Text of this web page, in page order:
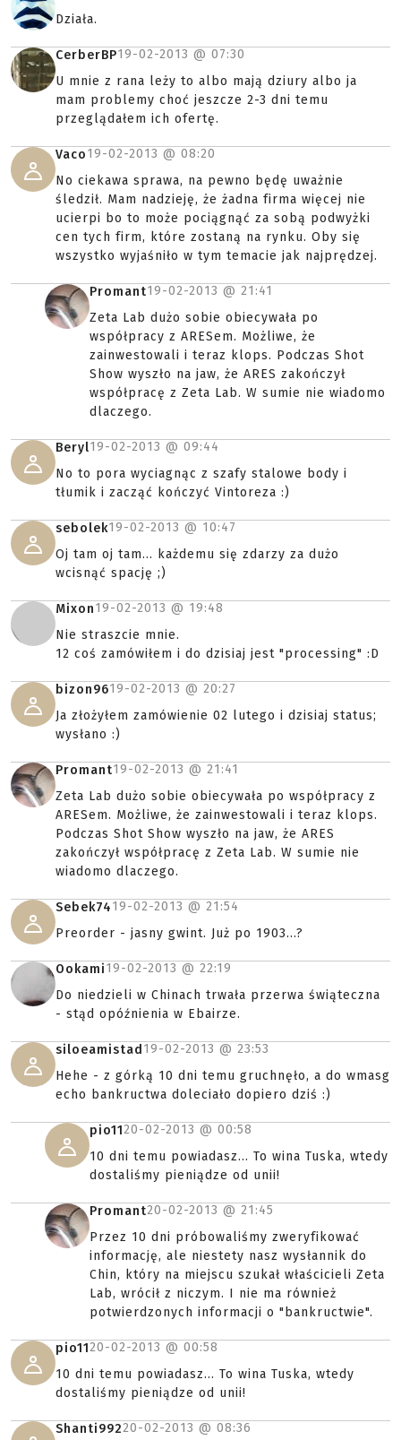
Działa.
CerberBP19-02-2013 @ 07:30
U mnie z rana leży to albo mają dziury albo ja
mam problemy choć jeszcze 2-3 dni temu
przeglądałem ich ofertę.
Vaco19-02-2013 @ 08:20
No ciekawa sprawa, na pewno będę uważnie
śledził. Mam nadzieję, że żadna firma więcej nie
ucierpi bo to może pociągnąć za sobą podwyżki
cen tych firm, które zostaną na rynku. Oby się
wszystko wyjaśniło w tym temacie jak najprędzej.
Promant19-02-2013 @ 21:41
Zeta Lab dużo sobie obiecywała po
współpracy z ARESem. Możliwe, że
zainwestowali i teraz klops. Podczas Shot
Show wyszło na jaw, że ARES zakończył
współpracę z Zeta Lab. W sumie nie wiadomo
dlaczego.
Beryl19-02-2013 @ 09:44
No to pora wyciagnąc z szafy stalowe body i
tłumik i zacząć kończyć Vintoreza :)
sebolek19-02-2013 @ 10:47
Oj tam oj tam... każdemu się zdarzy za dużo
wcisnąć spację ;)
Mixon19-02-2013 @ 19:48
Nie straszcie mnie.
12 coś zamówiłem i do dzisiaj jest "processing" :D
bizon9619-02-2013 @ 20:27
Ja złożyłem zamówienie 02 lutego i dzisiaj status;
wysłano :)
Promant19-02-2013 @ 21:41
Zeta Lab dużo sobie obiecywała po współpracy z
ARESem. Możliwe, że zainwestowali i teraz klops.
Podczas Shot Show wyszło na jaw, że ARES
zakończył współpracę z Zeta Lab. W sumie nie
wiadomo dlaczego.
Sebek7419-02-2013 @ 21:54
Preorder - jasny gwint. Już po 1903...?
Ookami19-02-2013 @ 22:19
Do niedzieli w Chinach trwała przerwa świąteczna
- stąd opóźnienia w Ebairze.
siloeamistad 19-02-2013 @ 23:53
Hehe - z górką 10 dni temu gruchnęło, a do wmasg
echo bankructwa doleciało dopiero dziś :)
pio1120-02-2013 @ 00:58
10 dni temu powiadasz... To wina Tuska, wtedy
dostaliśmy pieniądze od unii!
Promant20-02-2013 @ 21:45
Przez 10 dni próbowaliśmy zweryfikować
informację, ale niestety nasz wysłannik do
Chin, który na miejscu szukał właścicieli Zeta
Lab, wrócił z niczym. I nie ma również
potwierdzonych informacji o "bankructwie".
pio1120-02-2013 @ 00:58
10 dni temu powiadasz... To wina Tuska, wtedy
dostaliśmy pieniądze od unii!
Shanti99220-02-2013 @ 08:36